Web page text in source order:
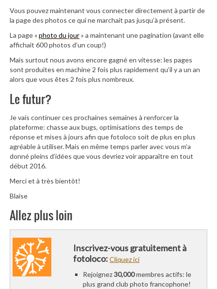
Vous pouvez maintenant vous connecter directement à partir de
la page des photos ce qui ne marchait pas jusqu’à présent.
La page «photo du jour» a maintenant une pagination (avant elle
affichait 600 photos d’un coup!)
Mais surtout nous avons encore gagné en vitesse: les pages
sont produites en machine 2 fois plus rapidement qu’il y a un an
alors que vous êtes 2 fois plus nombreux.
Le futur?
Je vais continuer ces prochaines semaines à renforcer la
plateforme: chasse aux bugs, optimisations des temps de
réponse et mises à jours afin que fotoloco soit de plus en plus
agréable à utiliser. Mais en même temps parler avec vous m’a
donné pleins d’idées que vous devriez voir apparaître en tout
début 2016.
Merci et à très bientôt!
Blaise
Allez plus loin
Inscrivez-vous gratuitement à
fotoloco: Cliquez ici
Rejoignez30,000membres actifs: le
plus grand club photo francophone!